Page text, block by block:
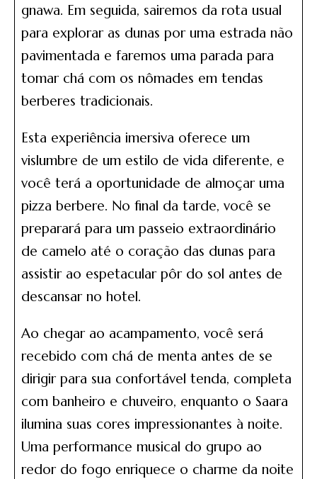
gnawa. Em seguida, sairemos da rota usual
para explorar as dunas por uma estrada não
pavimentada e faremos uma parada para
tomar chá com os nômades em tendas
berberes tradicionais.
Esta experiência imersiva oferece um
vislumbre de um estilo de vida diferente, e
você terá a oportunidade de almoçar uma
pizza berbere. No final da tarde, você se
preparará para um passeio extraordinário
de camelo até o coração das dunas para
assistir ao espetacular pôr do sol antes de
descansar no hotel.
Ao chegar ao acampamento, você será
recebido com chá de menta antes de se
dirigir para sua confortável tenda, completa
com banheiro e chuveiro, enquanto o Saara
ilumina suas cores impressionantes à noite.
Uma performance musical do grupo ao
redor do fogo enriquece o charme da noite